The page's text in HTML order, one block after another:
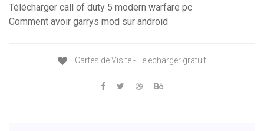
Télécharger call of duty 5 modern warfare pc
Comment avoir garrys mod sur android
Cartes de Visite - Telecharger gratuit